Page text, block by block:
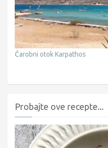
Čarobni otok Karpathos
Probajte ove recepte...